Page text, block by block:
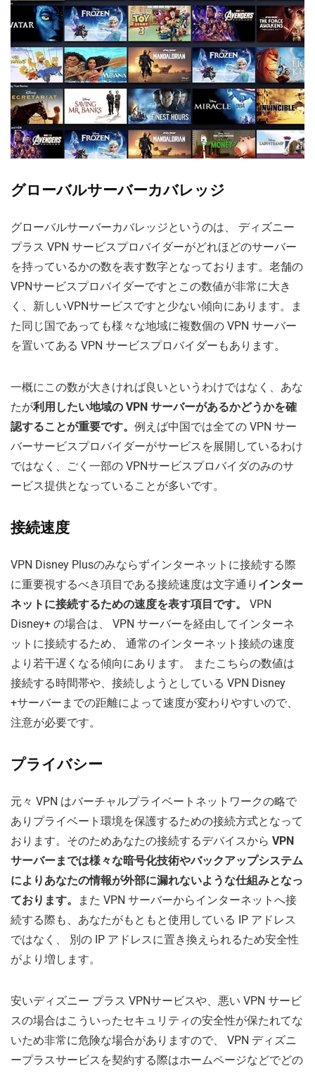
グローバルサーバーカバレッジ
グローバルサーバーカバレッジというのは、 ディズニー
プラス VPN サービスプロバイダーがどれほどのサーバー
を持っているかの数を表す数字となっております。老舗の
VPNサービスプロバイダーですとこの数値が非常に大き
く、新しいVPNサービスですと少ない傾向にあります。ま
た同じ国であっても様々な地域に複数個の VPN サーバー
を置いてある VPN サービスプロバイダーもあります。
一概にこの数が大きければ良いというわけではなく、あな
たが利用したい地域の VPN サーバーがあるかどうかを確
認することが重要です。 例えば中国では全ての VPN サー
バーサービスプロバイダーがサービスを展開しているわけ
ではなく、ごく一部の VPNサービスプロバイダのみのサ
ービス提供となっていることが多いです。
接続速度
VPN Disney Plusのみならずインターネットに接続する際
に重要視するべき項目である接続速度は文字通り インター
ネットに接続するための速度を表す項目です。
VPN
Disney+ の場合は、 VPN サーバーを経由してインターネ
ットに接続するため、 通常のインターネット接続の速度
より若干遅くなる傾向にあります。 またこちらの数値は
接続する時間帯や、接続しようとしている VPN Disney
+サーバーまでの距離によって速度が変わりやすいので、
注意が必要です。
プライバシー
元々 VPN はバーチャルプライベートネットワークの略で
ありプライベート環境を保護するための接続方式となって
おります。そのためあなたの接続するデバイスから VPN
サーバーまでは様々な暗号化技術やバックアップシステム
によりあなたの情報が外部に漏れないような仕組みとなっ
ております。
また VPN サーバーからインターネットへ接
続する際も、あなたがもともと使用している IP アドレス
ではなく、 別の IP アドレスに置き換えられるため安全性
がより増します。
安いディズニー プラス VPNサービスや、悪い VPN サービ
スの場合はこういったセキュリティの安全性が保たれてな
いため非常に危険な場合がありますので、 VPN ディズニ
ープラスサービスを契約する際はホームページなどでどの